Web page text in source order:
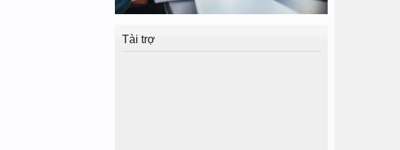
Tài trợ